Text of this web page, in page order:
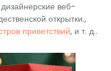
веб-
открытки.,
приветствий, и т. д..